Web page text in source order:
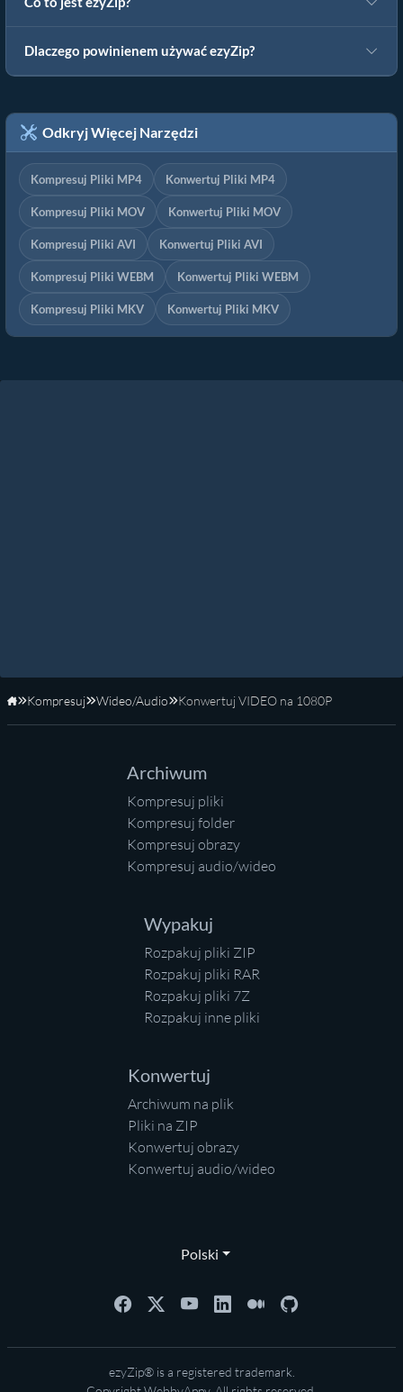
Dlaczego powinienem używać ezyZip?
Odkryj Więcej Narzędzi
Kompresuj Pliki MP4 Konwertuj Pliki MP4
Kompresuj Pliki MOV Konwertuj Pliki MOV
Kompresuj Pliki AVI Konwertuj Pliki AVI
Kompresuj Pliki WEBM Konwertuj Pliki WEBM
Kompresuj Pliki MKV Konwertuj Pliki MKV
Strona główna
Kompresuj Wideo/Audio Konwertuj VIDEO na 1080P
Archiwum
Kompresuj pliki
Kompresuj folder
Kompresuj obrazy
Kompresuj audio/wideo
Wypakuj
Rozpakuj pliki ZIP
Rozpakuj pliki RAR
Rozpakuj pliki 7Z
Rozpakuj inne pliki
Konwertuj
Archiwum na plik
Pliki na ZIP
Konwertuj obrazy
Konwertuj audio/wideo
Polski
ezyZip® is a registered trademark.